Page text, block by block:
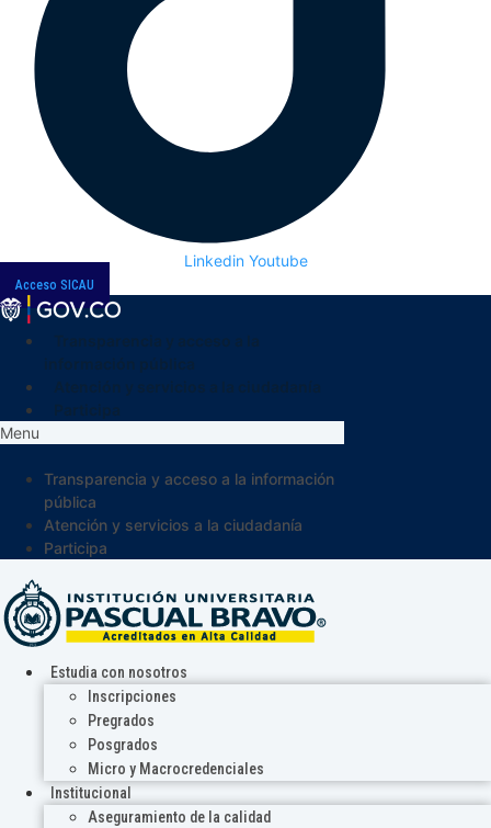
Linkedin Youtube
Acceso SICAU
Menu
Transparencia y acceso a la información
pública
Atención y servicios a la ciudadanía
Participa
Estudia con nosotros
Inscripciones
Pregrados
Posgrados
Micro y Macrocredenciales
Institucional
Aseguramiento de la calidad